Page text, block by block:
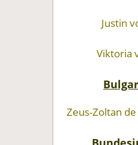
Justin
Viktoria
Zeus-Zoltan